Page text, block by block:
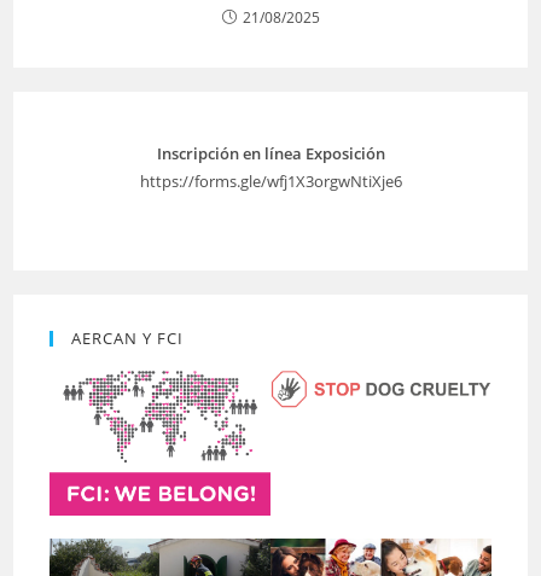
21/08/2025
Inscripción en línea Exposición
https://forms.gle/wfj1X3orgwNtiXje6
AERCAN Y FCI